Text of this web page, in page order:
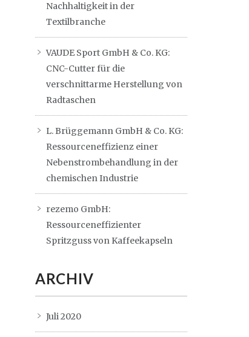
Nachhaltigkeit in der
Textilbranche
VAUDE Sport GmbH & Co. KG:
CNC-Cutter für die
verschnittarme Herstellung von
Radtaschen
L. Brüggemann GmbH & Co. KG:
Ressourceneffizienz einer
Nebenstrombehandlung in der
chemischen Industrie
rezemo GmbH:
Ressourceneffizienter
Spritzguss von Kaffeekapseln
ARCHIV
Juli 2020